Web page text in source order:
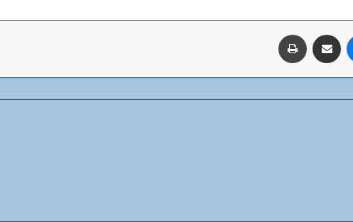
ماسنجر مشاركة عبر البريد